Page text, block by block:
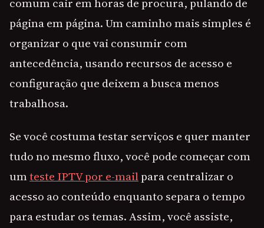
comum cair em horas de procura, pulando de
página em página. Um caminho mais simples é
organizar o que vai consumir com
antecedência, usando recursos de acesso e
configuração que deixem a busca menos
trabalhosa.
Se você costuma testar serviços e quer manter
tudo no mesmo fluxo, você pode começar com
umteste IPTV por e-mailpara centralizar o
acesso ao conteúdo enquanto separa o tempo
para estudar os temas. Assim, você assiste,